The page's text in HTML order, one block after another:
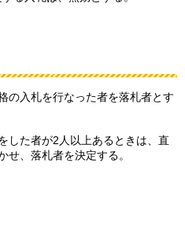
の入札を行なった者を落札者とす
した者が2人以上あるときは、直
せ、落札者を決定する。